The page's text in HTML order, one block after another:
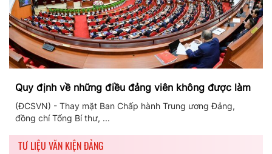
Quy định về những điều đảng viên không được làm
(ĐCSVN) - Thay mặt Ban Chấp hành Trung ương Đảng,
đồng chí Tổng Bí thư, ...
TƯ LIỆU VĂN KIỆN ĐẢNG